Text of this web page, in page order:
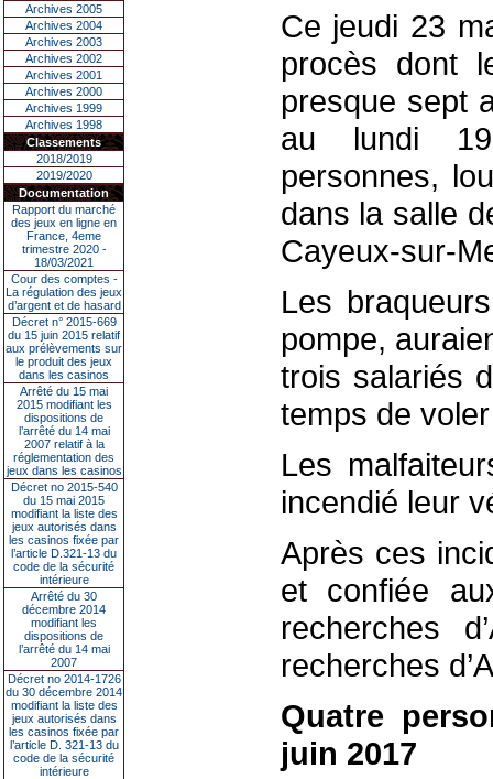
Archives 2005
Archives 2004
Archives 2003
Archives 2002
Archives 2001
Archives 2000
Archives 1999
Archives 1998
Classements
2018/2019
2019/2020
Documentation
Rapport du marché
des jeux en ligne en
France, 4eme
trimestre 2020 -
18/03/2021
Cour des comptes -
La régulation des jeux
d’argent et de hasard
Décret n° 2015-669
du 15 juin 2015 relatif
aux prélèvements sur
le produit des jeux
dans les casinos
Arrêté du 15 mai
2015 modifiant les
dispositions de
l’arrêté du 14 mai
2007 relatif à la
réglementation des
jeux dans les casinos
Décret no 2015-540
du 15 mai 2015
modifiant la liste des
jeux autorisés dans
les casinos fixée par
l’article D.321-13 du
code de la sécurité
intérieure
Arrêté du 30
décembre 2014
modifiant les
dispositions de
l’arrêté du 14 mai
2007
Décret no 2014-1726
du 30 décembre 2014
modifiant la liste des
jeux autorisés dans
les casinos fixée par
l’article D. 321-13 du
code de la sécurité
intérieure
Ce jeudi 23
procès dont
presque sept
au lundi 19
personnes,
dans la salle
Cayeux-sur-
Les
pompe,
trois salariés
temps de
Les
incendié leur
Après ces
et confiée
recherches
recherches
Quatre
juin 2017